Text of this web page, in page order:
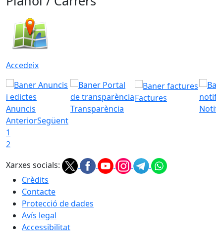
Accedeix
Anuncis Transparència
Factures
AnteriorSegüent
1
2
Xarxes socials:
Crèdits
Contacte
Protecció de dades
Avís legal
Accessibilitat